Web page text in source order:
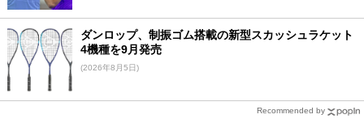
ダンロップ、制振ゴム搭載の新型スカッシュラケット
4機種を9月発売
(2026年8月5日)
Recommended by